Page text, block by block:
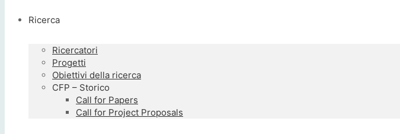
Ricerca
Ricercatori
Progetti
Obiettivi della ricerca
CFP – Storico
Call for Papers
Call for Project Proposals